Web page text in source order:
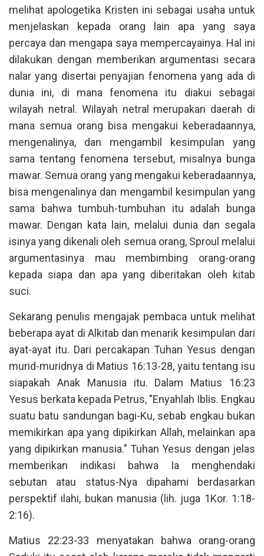
melihat apologetika Kristen ini sebagai usaha untuk
menjelaskan kepada orang lain apa yang saya
percaya dan mengapa saya mempercayainya. Hal ini
dilakukan dengan memberikan argumentasi secara
nalar yang disertai penyajian fenomena yang ada di
dunia ini, di mana fenomena itu diakui sebagai
wilayah netral. Wilayah netral merupakan daerah di
mana semua orang bisa mengakui keberadaannya,
mengenalinya, dan mengambil kesimpulan yang
sama tentang fenomena tersebut, misalnya bunga
mawar. Semua orang yang mengakui keberadaannya,
bisa mengenalinya dan mengambil kesimpulan yang
sama bahwa tumbuh-tumbuhan itu adalah bunga
mawar. Dengan kata lain, melalui dunia dan segala
isinya yang dikenali oleh semua orang, Sproul melalui
argumentasinya mau membimbing orang-orang
kepada siapa dan apa yang diberitakan oleh kitab
suci.
Sekarang penulis mengajak pembaca untuk melihat
beberapa ayat di Alkitab dan menarik kesimpulan dari
ayat-ayat itu. Dari percakapan Tuhan Yesus dengan
murid-muridnya di Matius 16:13-28, yaitu tentang isu
siapakah Anak Manusia itu. Dalam Matius 16:23
Yesus berkata kepada Petrus, "Enyahlah Iblis. Engkau
suatu batu sandungan bagi-Ku, sebab engkau bukan
memikirkan apa yang dipikirkan Allah, melainkan apa
yang dipikirkan manusia." Tuhan Yesus dengan jelas
memberikan indikasi bahwa Ia menghendaki
sebutan atau status-Nya dipahami berdasarkan
perspektif ilahi, bukan manusia (lih. juga 1Kor. 1:18-
2:16).
Matius 22:23-33 menyatakan bahwa orang-orang